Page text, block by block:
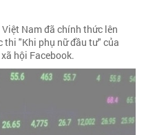
Nam đã chính thức lên
thi "Khi phụ nữ đầu tư" của
hội Facebook.